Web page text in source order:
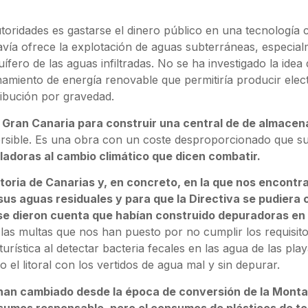
es gastarse el dinero público en una tecnología
ofrece la explotación de aguas subterráneas,
de las aguas infiltradas. No se ha investigado la
de energía renovable que permitiría producir
por gravedad.
Canaria para construir una central de de
Es una obra con un coste desproporcionado que
al cambio climático que dicen combatir.
de Canarias y, en concreto, en la que nos
aguas residuales y para que la Directiva se
dieron cuenta que habían construido depuradoras
multas que nos han puesto por no cumplir los
al detectar bacteria fecales en las agua de las
el litoral con los vertidos de agua mal y sin depurar.
cambiado desde la época de conversión de la